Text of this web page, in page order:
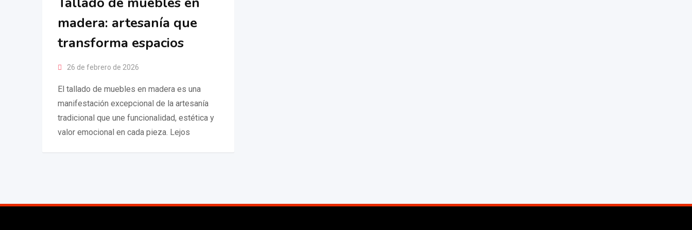
madera: artesanía que
transforma espacios
26 de febrero de 2026
El tallado de muebles en madera es una
manifestación excepcional de la artesanía
tradicional que une funcionalidad, estética y
valor emocional en cada pieza. Lejos